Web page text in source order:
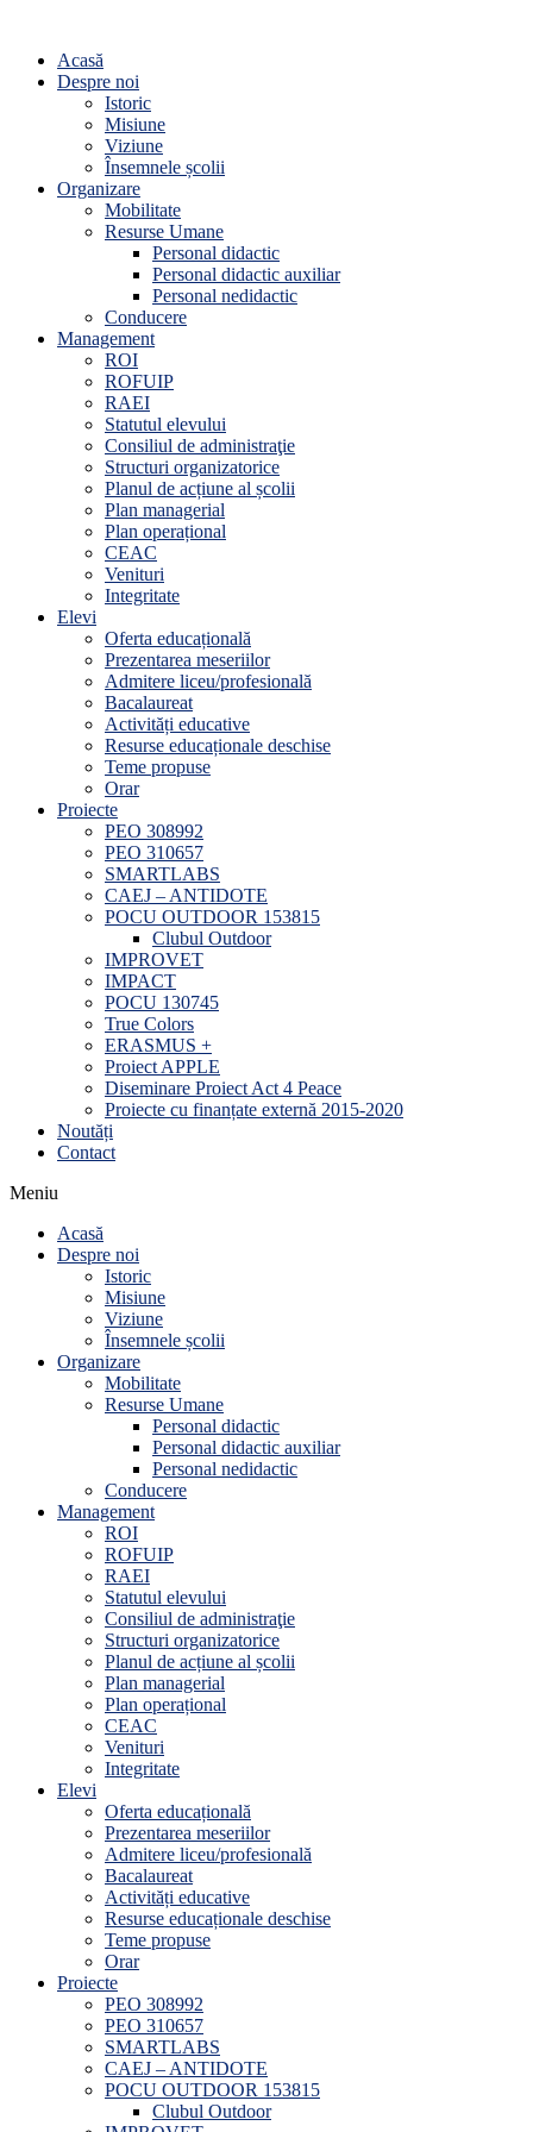
Acasă
Despre noi
Istoric
Misiune
Viziune
Însemnele școlii
Organizare
Mobilitate
Resurse Umane
Personal didactic
Personal didactic auxiliar
Personal nedidactic
Conducere
Management
ROI
ROFUIP
RAEI
Statutul elevului
Consiliul de administraţie
Structuri organizatorice
Planul de acțiune al școlii
Plan managerial
Plan operațional
CEAC
Venituri
Integritate
Elevi
Oferta educațională
Prezentarea meseriilor
Admitere liceu/profesională
Bacalaureat
Activități educative
Resurse educaționale deschise
Teme propuse
Orar
Proiecte
PEO 308992
PEO 310657
SMARTLABS
CAEJ – ANTIDOTE
POCU OUTDOOR 153815
Clubul Outdoor
IMPROVET
IMPACT
POCU 130745
True Colors
ERASMUS +
Proiect APPLE
Diseminare Proiect Act 4 Peace
Proiecte cu finanțate externă 2015-2020
Noutăți
Contact
Meniu
Acasă
Despre noi
Istoric
Misiune
Viziune
Însemnele școlii
Organizare
Mobilitate
Resurse Umane
Personal didactic
Personal didactic auxiliar
Personal nedidactic
Conducere
Management
ROI
ROFUIP
RAEI
Statutul elevului
Consiliul de administraţie
Structuri organizatorice
Planul de acțiune al școlii
Plan managerial
Plan operațional
CEAC
Venituri
Integritate
Elevi
Oferta educațională
Prezentarea meseriilor
Admitere liceu/profesională
Bacalaureat
Activități educative
Resurse educaționale deschise
Teme propuse
Orar
Proiecte
PEO 308992
PEO 310657
SMARTLABS
CAEJ – ANTIDOTE
POCU OUTDOOR 153815
Clubul Outdoor